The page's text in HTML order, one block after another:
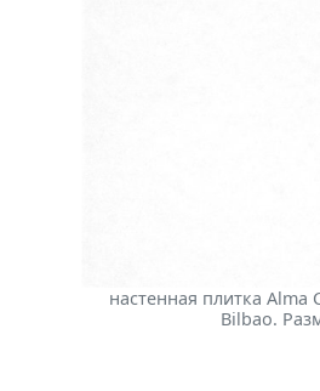
настенная плитка Alma
Bilbao.